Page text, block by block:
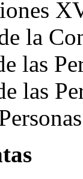
la
las
las